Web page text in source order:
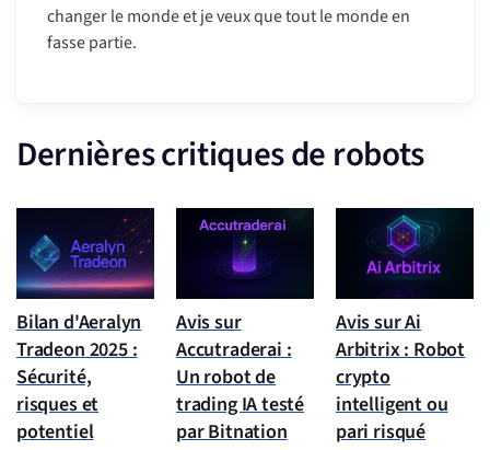
changer le monde et je veux que tout le monde en
fasse partie.
Dernières critiques de robots
Bilan d'Aeralyn
Tradeon 2025 :
Sécurité,
risques et
potentiel
Avis sur
Accutraderai :
Un robot de
trading IA testé
par Bitnation
Avis sur Ai
Arbitrix : Robot
crypto
intelligent ou
pari risqué